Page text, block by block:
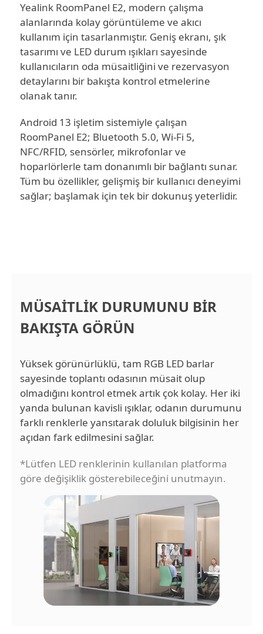
Yealink RoomPanel E2, modern çalışma
alanlarında kolay görüntüleme ve akıcı
kullanım için tasarlanmıştır. Geniş ekranı, şık
tasarımı ve LED durum ışıkları sayesinde
kullanıcıların oda müsaitliğini ve rezervasyon
detaylarını bir bakışta kontrol etmelerine
olanak tanır.
Android 13 işletim sistemiyle çalışan
RoomPanel E2; Bluetooth 5.0, Wi-Fi 5,
NFC/RFID, sensörler, mikrofonlar ve
hoparlörlerle tam donanımlı bir bağlantı sunar.
Tüm bu özellikler, gelişmiş bir kullanıcı deneyimi
sağlar; başlamak için tek bir dokunuş yeterlidir.
MÜSAİTLİK DURUMUNU BİR
BAKIŞTA GÖRÜN
Yüksek görünürlüklü, tam RGB LED barlar
sayesinde toplantı odasının müsait olup
olmadığını kontrol etmek artık çok kolay. Her iki
yanda bulunan kavisli ışıklar, odanın durumunu
farklı renklerle yansıtarak doluluk bilgisinin her
açıdan fark edilmesini sağlar.
*Lütfen LED renklerinin kullanılan platforma
göre değişiklik gösterebileceğini unutmayın.